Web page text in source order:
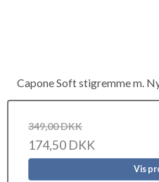
Capone Soft stigremme m.
349,00 DKK
174,50 DKK
Vis